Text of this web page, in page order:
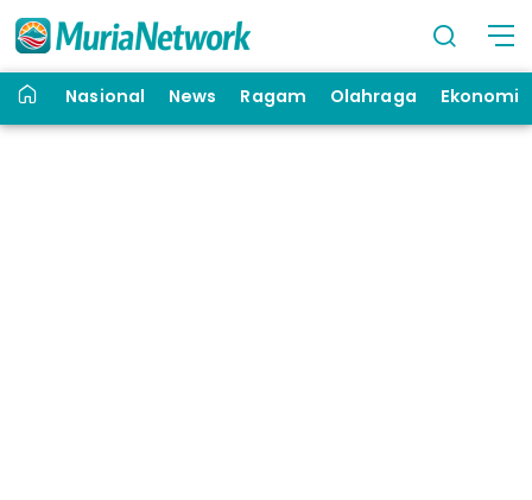
Nasional News Ragam Olahraga Ekonomi